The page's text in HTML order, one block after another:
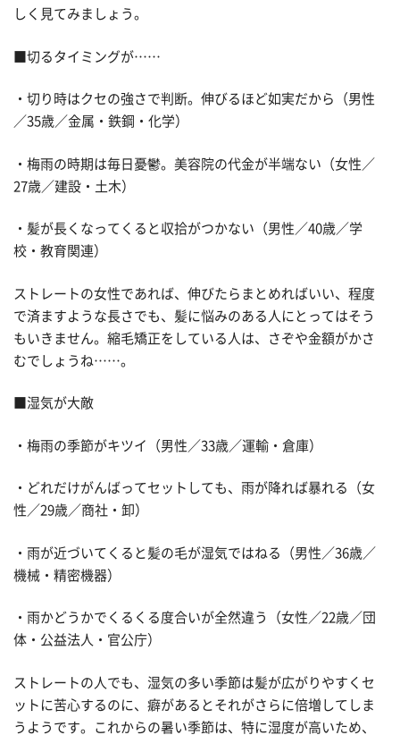
しく見てみましょう。
■切るタイミングが……
・切り時はクセの強さで判断。伸びるほど如実だから（男性
／35歳／金属・鉄鋼・化学）
・梅雨の時期は毎日憂鬱。美容院の代金が半端ない（女性／
27歳／建設・土木）
・髪が長くなってくると収拾がつかない（男性／40歳／学
校・教育関連）
ストレートの女性であれば、伸びたらまとめればいい、程度
で済ますような長さでも、髪に悩みのある人にとってはそう
もいきません。縮毛矯正をしている人は、さぞや金額がかさ
むでしょうね……。
■湿気が大敵
・梅雨の季節がキツイ（男性／33歳／運輸・倉庫）
・どれだけがんばってセットしても、雨が降れば暴れる（女
性／29歳／商社・卸）
・雨が近づいてくると髪の毛が湿気ではねる（男性／36歳／
機械・精密機器）
・雨かどうかでくるくる度合いが全然違う（女性／22歳／団
体・公益法人・官公庁）
ストレートの人でも、湿気の多い季節は髪が広がりやすくセ
ットに苦心するのに、癖があるとそれがさらに倍増してしま
うようです。これからの暑い季節は、特に湿度が高いため、